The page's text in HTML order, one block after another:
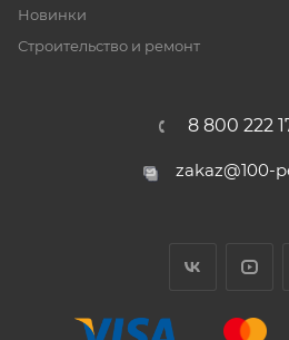
Новинки
Строительство и ремонт
8 800 222
zakaz@100-